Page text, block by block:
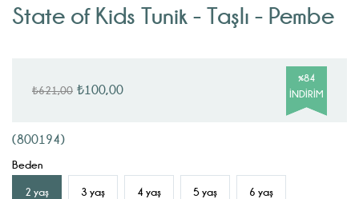
State of Kids Tunik - Taşlı - Pembe
₺621,00 ₺100,00
%84
İNDIRIM
(800194)
Beden
2 yaş 3 yaş 4 yaş 5 yaş 6 yaş